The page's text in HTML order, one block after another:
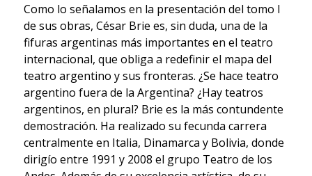
Como lo señalamos en la presentación del tomo I
de sus obras, César Brie es, sin duda, una de la
fifuras argentinas más importantes en el teatro
internacional, que obliga a redefinir el mapa del
teatro argentino y sus fronteras. ¿Se hace teatro
argentino fuera de la Argentina? ¿Hay teatros
argentinos, en plural? Brie es la más contundente
demostración. Ha realizado su fecunda carrera
centralmente en Italia, Dinamarca y Bolivia, donde
dirigío entre 1991 y 2008 el grupo Teatro de los